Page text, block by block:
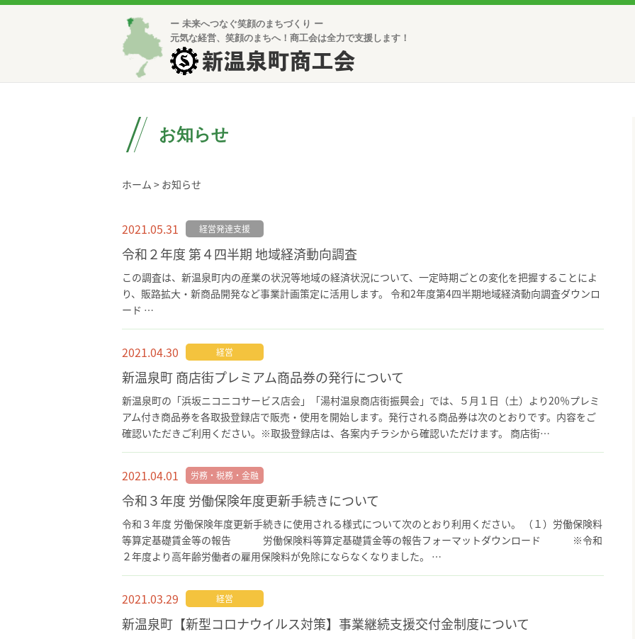
ー 未来へつなぐ笑顔のまちづくり ー
元気な経営、笑顔のまちへ！商工会は全力で支援します！
新温泉町商工会
お知らせ
ホーム > お知らせ
2021.05.31 経営発達支援
令和２年度 第４四半期 地域経済動向調査
この調査は、新温泉町内の産業の状況等地域の経済状況について、一定時期ごとの変化を把握することによ
り、販路拡大・新商品開発など事業計画策定に活用します。 令和2年度第4四半期地域経済動向調査ダウンロ
ード …
2021.04.30 経営
新温泉町 商店街プレミアム商品券の発行について
新温泉町の「浜坂ニコニコサービス店会」「湯村温泉商店街振興会」では、５月１日（土）より20％プレミ
アム付き商品券を各取扱登録店で販売・使用を開始します。発行される商品券は次のとおりです。内容をご
確認いただきご利用ください。※取扱登録店は、各案内チラシから確認いただけます。 商店街…
2021.04.01 労務・税務・金融
令和３年度 労働保険年度更新手続きについて
令和３年度 労働保険年度更新手続きに使用される様式について次のとおり利用ください。 （１）労働保険料
等算定基礎賃金等の報告 労働保険料等算定基礎賃金等の報告フォーマットダウンロード ※令和
２年度より高年齢労働者の雇用保険料が免除にならなくなりました。 …
2021.03.29 経営
新温泉町【新型コロナウイルス対策】事業継続支援交付金制度について